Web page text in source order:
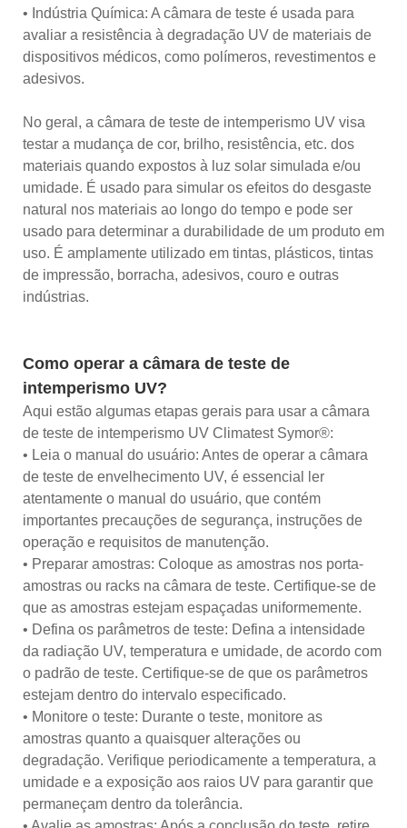
• Indústria Química: A câmara de teste é usada para
avaliar a resistência à degradação UV de materiais de
dispositivos médicos, como polímeros, revestimentos e
adesivos.
No geral, a câmara de teste de intemperismo UV visa
testar a mudança de cor, brilho, resistência, etc. dos
materiais quando expostos à luz solar simulada e/ou
umidade. É usado para simular os efeitos do desgaste
natural nos materiais ao longo do tempo e pode ser
usado para determinar a durabilidade de um produto em
uso. É amplamente utilizado em tintas, plásticos, tintas
de impressão, borracha, adesivos, couro e outras
indústrias.
Como operar a câmara de teste de
intemperismo UV?
Aqui estão algumas etapas gerais para usar a câmara
de teste de intemperismo UV Climatest Symor®:
• Leia o manual do usuário: Antes de operar a câmara
de teste de envelhecimento UV, é essencial ler
atentamente o manual do usuário, que contém
importantes precauções de segurança, instruções de
operação e requisitos de manutenção.
• Preparar amostras: Coloque as amostras nos porta-
amostras ou racks na câmara de teste. Certifique-se de
que as amostras estejam espaçadas uniformemente.
• Defina os parâmetros de teste: Defina a intensidade
da radiação UV, temperatura e umidade, de acordo com
o padrão de teste. Certifique-se de que os parâmetros
estejam dentro do intervalo especificado.
• Monitore o teste: Durante o teste, monitore as
amostras quanto a quaisquer alterações ou
degradação. Verifique periodicamente a temperatura, a
umidade e a exposição aos raios UV para garantir que
permaneçam dentro da tolerância.